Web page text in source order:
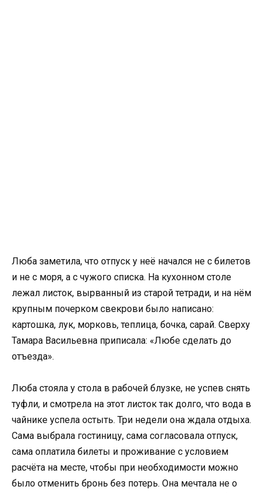
Люба заметила, что отпуск у неё начался не с билетов
и не с моря, а с чужого списка. На кухонном столе
лежал листок, вырванный из старой тетради, и на нём
крупным почерком свекрови было написано:
картошка, лук, морковь, теплица, бочка, сарай. Сверху
Тамара Васильевна приписала: «Любе сделать до
отъезда».
Люба стояла у стола в рабочей блузке, не успев снять
туфли, и смотрела на этот листок так долго, что вода в
чайнике успела остыть. Три недели она ждала отдыха.
Сама выбрала гостиницу, сама согласовала отпуск,
сама оплатила билеты и проживание с условием
расчёта на месте, чтобы при необходимости можно
было отменить бронь без потерь. Она мечтала не о